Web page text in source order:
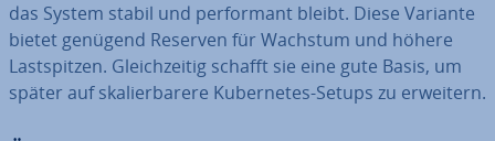
das System stabil und per­for­mant bleibt. Diese Variante
bietet genügend Reserven für Wachstum und höhere
Last­spit­zen. Gleich­zei­tig schafft sie eine gute Basis, um
später auf ska­lier­ba­re­re Ku­ber­netes-Setups zu erweitern.